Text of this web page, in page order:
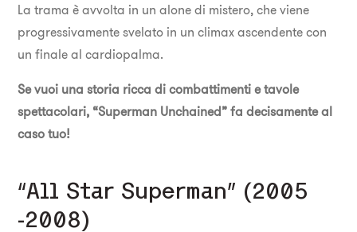
La trama è avvolta in un alone di mistero, che viene
progressivamente svelato in un climax ascendente con
un finale al cardiopalma.
Se vuoi una storia ricca di combattimenti e tavole
spettacolari, “Superman Unchained” fa decisamente al
caso tuo!
“All Star Superman” (2005
-2008)